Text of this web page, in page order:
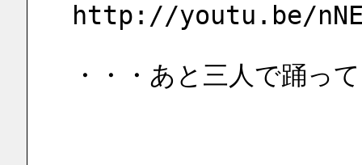
http://youtu.be/
・・・あと三人で踊っ